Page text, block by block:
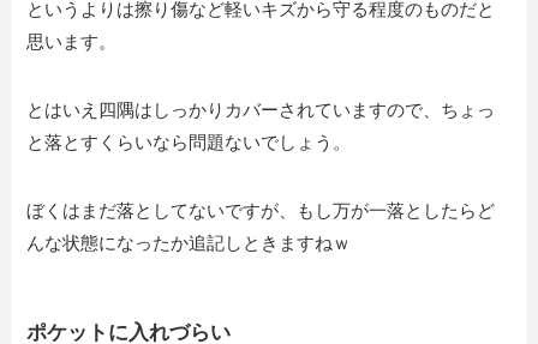
というよりは擦り傷など軽いキズから守る程度のものだと
思います。
とはいえ四隅はしっかりカバーされていますので、ちょっ
と落とすくらいなら問題ないでしょう。
ぼくはまだ落としてないですが、もし万が一落としたらど
んな状態になったか追記しときますねｗ
ポケットに入れづらい